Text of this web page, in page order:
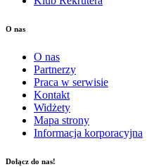
O nas
O nas
Partnerzy
Praca w serwisie
Kontakt
Widżety
Mapa strony
Informacja korporacyjna
Dołącz do nas!